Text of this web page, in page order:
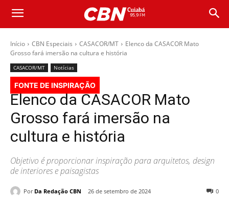
Início CBN Especiais CASACOR/MT
Elenco da CASACOR Mato
Grosso fará imersão na cultura e história
CASACOR/MT Notícias
FONTE DE INSPIRAÇÃO
Elenco da CASACOR Mato
Grosso fará imersão na
cultura e história
Objetivo é proporcionar inspiração para arquitetos, design
de interiores e paisagistas
Por Da Redação CBN 26 de setembro de 2024 0